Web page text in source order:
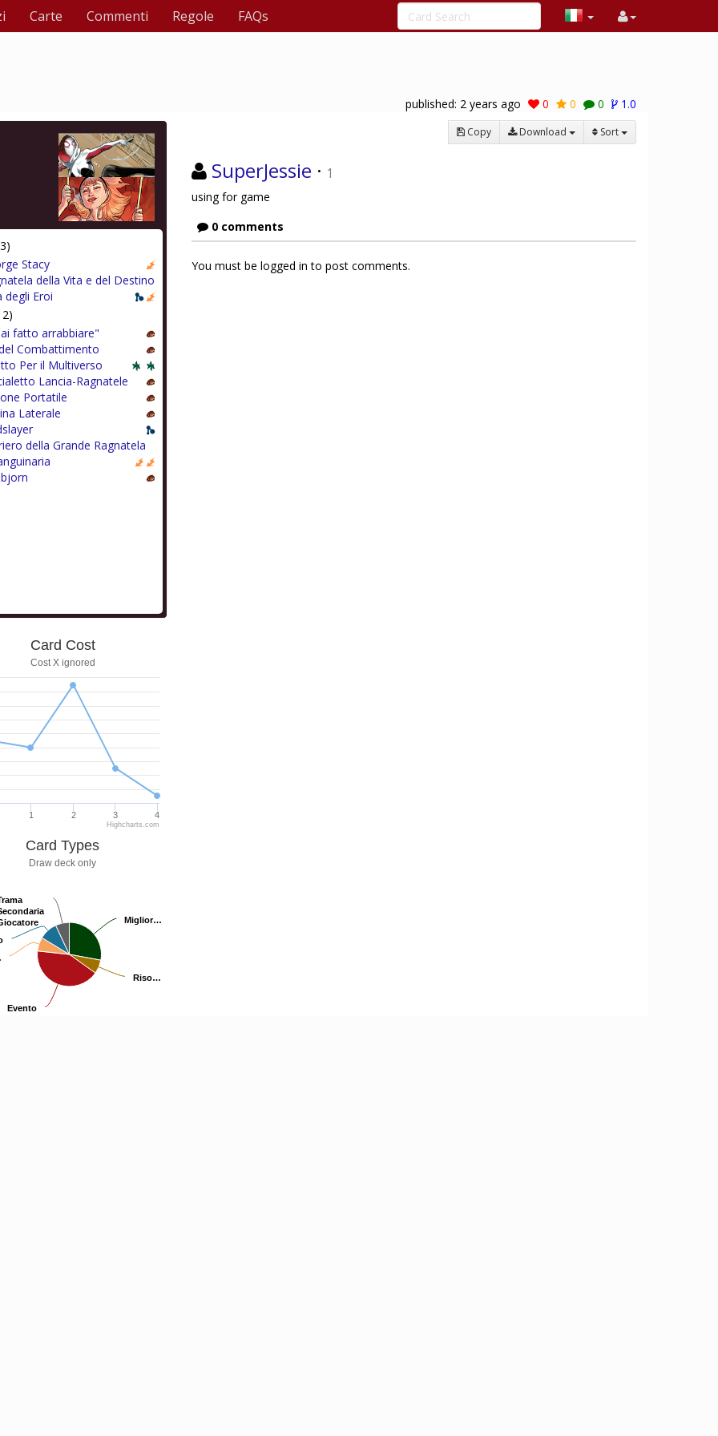
Carte Commenti Regole FAQs
published: 2 years ago 0 0 0 1.0
Stacy
della Vita e del Destino
degli Eroi
fatto arrabbiare"
Combattimento
Per il Multiverso
Lancia-Ragnatele
Portatile
Laterale
della Grande Ragnatela
Card Cost
Cost X ignored
1 2 3 4
Highcharts.com
Card Types
Draw deck only
Miglior…
Miglior…
Riso…
Riso…
Evento
Evento
Copy Download Sort
SuperJessie · 1
using for game
0 comments
You must be logged in to post comments.